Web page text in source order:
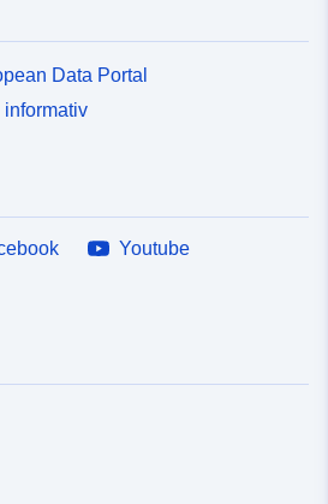
Data Portal
Youtube